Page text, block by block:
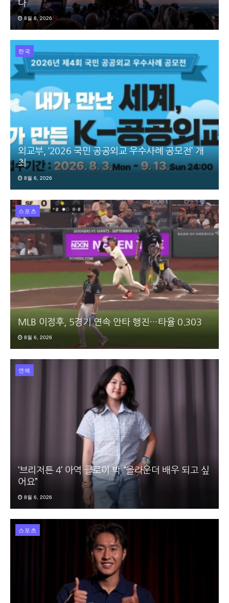
다
8월 8, 2026
한국
외교부, ‘2026 국민 공공외교 우수사례 공모전’ 개
최
8월 6, 2026
스포츠
MLB 이정후, 5경기 연속 안타 행진…타율 0.303
8월 6, 2026
연예
‘브리저튼 4’ 아역 클로이 박 “올라운더 배우 되고 싶
어요”
8월 6, 2026
스포츠